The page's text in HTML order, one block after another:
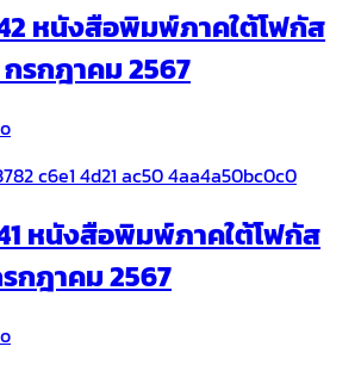
หนังสือพิมพ์ภาคใต้โฟกัส
รกฎาคม 2567
หนังสือพิมพ์ภาคใต้โฟกัส
กฎาคม 2567